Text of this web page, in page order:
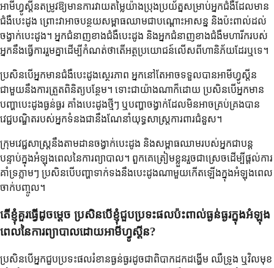
អាមីហ្វូស្តីនតម្រូវឱ្យមានការវាយតម្លៃយ៉ាងប្រុងប្រយ័ត្នសម្រាប់អ្នកជំងឺដែលមាន
ជំងឺបេះដូង ព្រោះវាអាចបន្ថយសម្ពាធឈាមជាបណ្តោះអាសន្ន និងប៉ះពាល់ដល់
ចង្វាក់បេះដូង។ អ្នកជំនាញខាងជំងឺបេះដូង និងអ្នកជំនាញខាងជំងឺមហារីករបស់
អ្នកនឹងធ្វើការរួមគ្នាដើម្បីកំណត់ថាតើអត្ថប្រយោជន៍លើសពីហានិភ័យដែរឬទេ។
ប្រសិនបើអ្នកមានជំងឺបេះដូងស្ថេរភាព អ្នកនៅតែអាចទទួលបានអាមីហ្វូស្តីន
ជាមួយនឹងការត្រួតពិនិត្យបន្ថែម។ ទោះជាយ៉ាងណាក៏ដោយ ប្រសិនបើអ្នកមាន
បញ្ហាបេះដូងធ្ងន់ធ្ងរ គាំងបេះដូងថ្មីៗ ឬបញ្ហាចង្វាក់ដែលមិនអាចគ្រប់គ្រងបាន
វេជ្ជបណ្ឌិតរបស់អ្នកទំនងជានឹងណែនាំយុទ្ធសាស្ត្រការពារជំនួស។
ក្រុមវេជ្ជសាស្ត្រនឹងតាមដានចង្វាក់បេះដូង និងសម្ពាធឈាមរបស់អ្នកជាបន្ត
បន្ទាប់ក្នុងអំឡុងពេលនៃការព្យាបាល។ ពួកគេត្រៀមខ្លួនរួចជាស្រេចដើម្បីផ្តល់ការ
គាំទ្រភ្លាមៗ ប្រសិនបើបញ្ហាទាក់ទងនឹងបេះដូងណាមួយកើតឡើងក្នុងអំឡុងពេល
ចាក់បញ្ចូល។
តើខ្ញុំគួរធ្វើដូចម្តេច ប្រសិនបើខ្ញុំជួបប្រទះផលប៉ះពាល់ធ្ងន់ធ្ងរក្នុងអំឡុង
ពេលនៃការព្យាបាលដោយអាមីហ្វូស្តីន?
ប្រសិនបើអ្នកជួបប្រទះផលរំខានធ្ងន់ធ្ងរដូចជាពិបាកដកដង្ហើម ឈឺទ្រូង ឬវិលមុខ